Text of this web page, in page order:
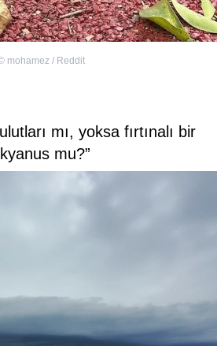
mohamez / Reddit
mı, yoksa fırtınalı bir
mu?”